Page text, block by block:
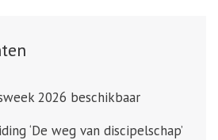
2026 beschikbaar
‘De weg van discipelschap’